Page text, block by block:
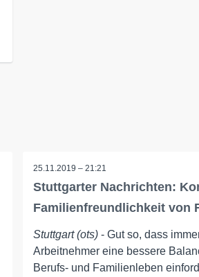
25.11.2019 – 21:21
Stuttgarter Nachrichten:
Familienfreundlichkeit von
Stuttgart (ots) - Gut so, dass
Arbeitnehmer eine bessere
Berufs- und Familienleben